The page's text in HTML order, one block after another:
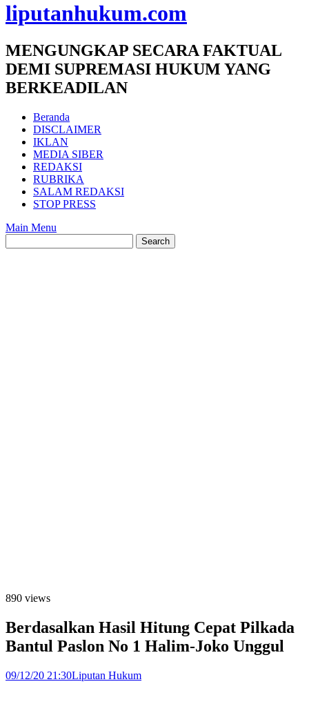
liputanhukum.com
MENGUNGKAP SECARA FAKTUAL
DEMI SUPREMASI HUKUM YANG
BERKEADILAN
Beranda
DISCLAIMER
IKLAN
MEDIA SIBER
REDAKSI
RUBRIKA
SALAM REDAKSI
STOP PRESS
Main Menu
890 views
Berdasalkan Hasil Hitung Cepat Pilkada
Bantul Paslon No 1 Halim-Joko Unggul
09/12/20 21:30Liputan Hukum